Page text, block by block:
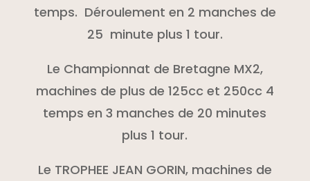
temps. Déroulement en 2 manches de
25 minute plus 1 tour.
Le Championnat de Bretagne MX2,
machines de plus de 125cc et 250cc 4
temps en 3 manches de 20 minutes
plus 1 tour.
Le TROPHEE JEAN GORIN, machines de